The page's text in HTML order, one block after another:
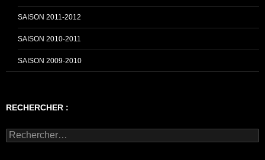
SAISON 2011-2012
SAISON 2010-2011
SAISON 2009-2010
RECHERCHER :
Rechercher :